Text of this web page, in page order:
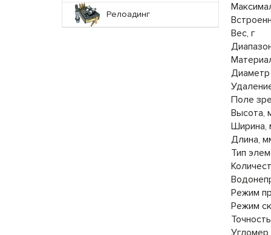
Релоадинг
Вес, г
Диаметр
Поле
Высота,
Ширина,
Длина,
Тип
Режим
Режим
Угломер